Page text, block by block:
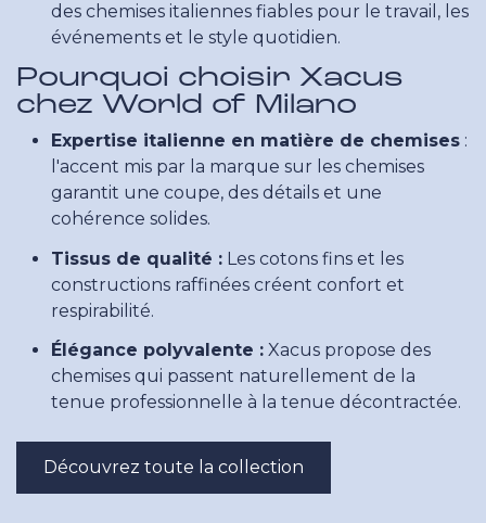
des chemises italiennes fiables pour le travail, les
événements et le style quotidien.
Pourquoi choisir Xacus
chez World of Milano
Expertise italienne en matière de chemises :
l'accent mis par la marque sur les chemises
garantit une coupe, des détails et une
cohérence solides.
Tissus de qualité : Les cotons fins et les
constructions raffinées créent confort et
respirabilité.
Élégance polyvalente : Xacus propose des
chemises qui passent naturellement de la
tenue professionnelle à la tenue décontractée.
Découvrez toute la collection